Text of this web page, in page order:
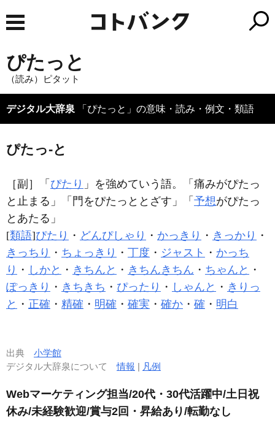
ぴたっと
（読み）ピタット
デジタル大辞泉 「ぴたっと」の意味・読み・例文・類語
ぴたっ‐と
［副］ 「 ぴたり 」を強めていう語。「痛みがぴたっ
と 止まる」「門をぴたっと とざす」「 予想がぴたっ
と あたる」
[類語]ぴたり ・ どんぴしゃり ・ かっきり ・ きっかり ・
きっちり ・ ちょっきり ・ 丁度 ・ ジャスト ・ かっち
り ・ しかと ・ きちんと ・ きちんきちん ・ ちゃんと ・
ぽっきり ・ きちきち ・ ぴったり ・ しゃんと ・ きりっ
と ・ 正確 ・ 精確 ・ 明確 ・ 確実 ・ 確か ・ 確 ・ 明白
出典 小学館
デジタル大辞泉について情報 | 凡例
Webマーケティング担当/20代・30代活躍中/土日祝
休み/未経験歓迎/賞与2回・昇給あり/転勤なし